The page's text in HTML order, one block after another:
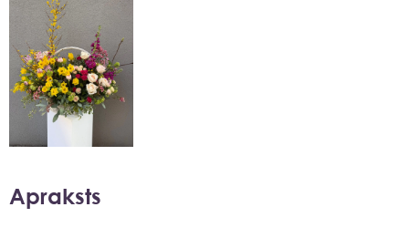
Apraksts